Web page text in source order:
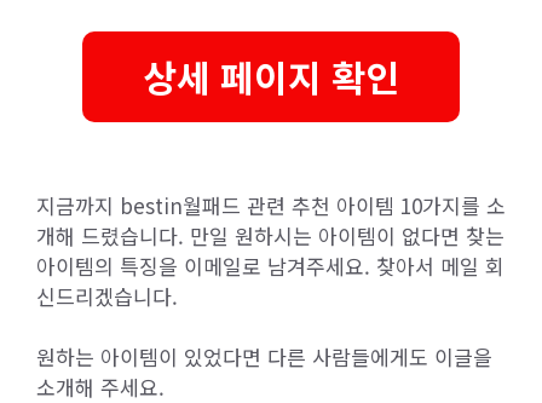
상세 페이지 확인
지금까지 bestin월패드 관련 추천 아이템 10가지를 소
개해 드렸습니다. 만일 원하시는 아이템이 없다면 찾는
아이템의 특징을 이메일로 남겨주세요. 찾아서 메일 회
신드리겠습니다.
원하는 아이템이 있었다면 다른 사람들에게도 이글을
소개해 주세요.